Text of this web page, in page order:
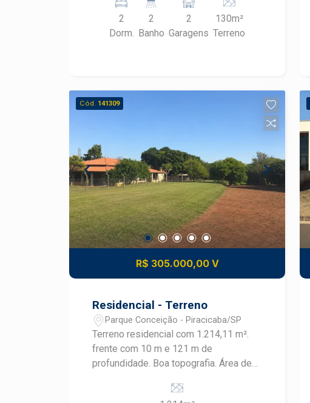
churrasqueira Área de serviço coberta
Banheiro externo Quarto de despejo 02
vagas de garagem
2
Dorm.
2
Banho
2
Garagens
130m²
Terreno
Cód. 141309
R$ 305.000,00 V
Residencial - Terreno
Parque Conceição - Piracicaba/SP
Terreno residencial com 1.214,11 m².
frente com 10 m e 121 m de
profundidade. Boa topografia. Área de